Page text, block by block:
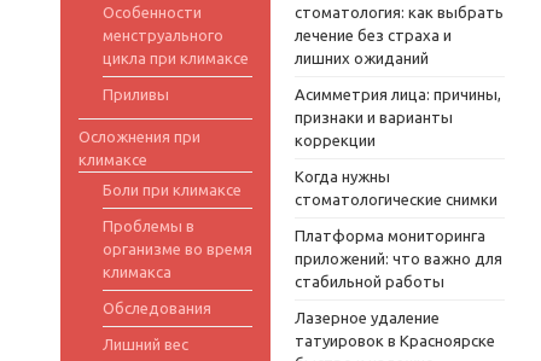
Особенности
менструального
цикла при климаксе
Приливы
Осложнения при
климаксе
Боли при климаксе
Проблемы в
организме во время
климакса
Обследования
Лишний вес
стоматология: как выбрать
лечение без страха и
лишних ожиданий
Асимметрия лица: причины,
признаки и варианты
коррекции
Когда нужны
стоматологические снимки
Платформа мониторинга
приложений: что важно для
стабильной работы
Лазерное удаление
татуировок в Красноярске